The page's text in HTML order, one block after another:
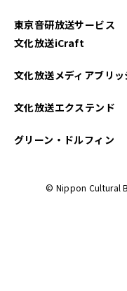
東京音研放送サービス
文化放送iCraft
文化放送メディアブリッ
文化放送エクステンド
グリーン・ドルフィン
© Nippon Cultural